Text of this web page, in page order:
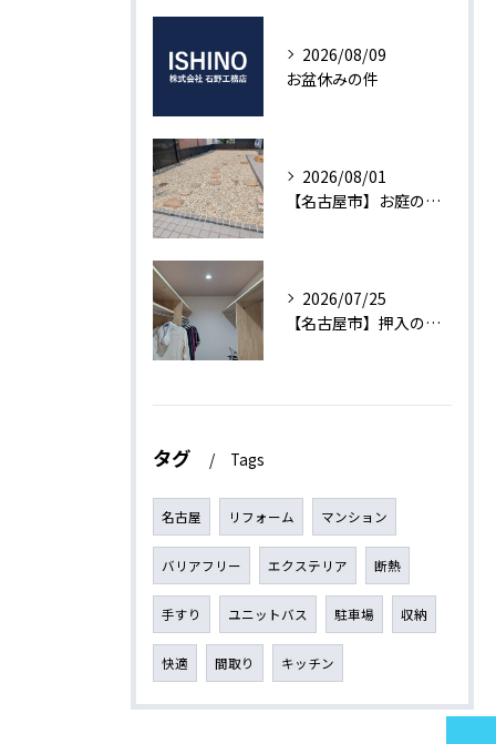
2026/08/09
お盆休みの件
2026/08/01
【名古屋市】お庭の外構工事
2026/07/25
【名古屋市】押入のある6帖をウォークインクローゼットに変更する工事
タグ Tags
名古屋 リフォーム マンション
バリアフリー エクステリア 断熱
手すり ユニットバス 駐車場 収納
快適 間取り キッチン